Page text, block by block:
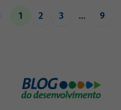
relacionam com
1 2 3 … 9